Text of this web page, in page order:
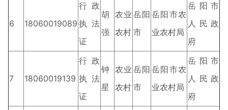
6 18060019089
行政
执法
证
胡
强
农业
农村
岳阳
市
岳阳市农
业农村局
岳阳市
人民政
府
7 18060019139
行政
执法
证
钟
星
农业
农村
岳阳
市
岳阳市农
业农村局
岳阳市
人民政
府